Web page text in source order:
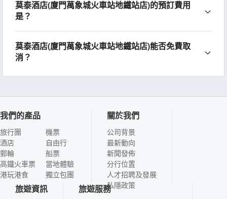
莫泰酒店(廈門萬象城火車站地鐵站店)的預訂費用
是？
莫泰酒店(廈門萬象城火車站地鐵站店)能否免費取
消？
我們的產品
旅行團
酒店
郵輪
高鐵火車票
港玩港食
機票
自由行
船票
當地體驗
獨立包團
關於我們
公司背景
最新動向
新聞發佈
分行位置
人才招聘及發展
私隱政策
旅遊資訊 旅遊服務